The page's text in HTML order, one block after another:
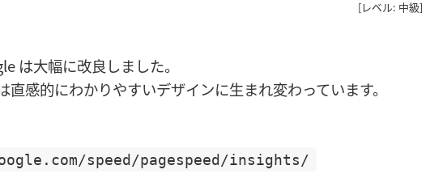
[レベル: 中級]
は大幅に改良しました。
感的にわかりやすいデザインに生まれ変わっています。
speed/pagespeed/insights/